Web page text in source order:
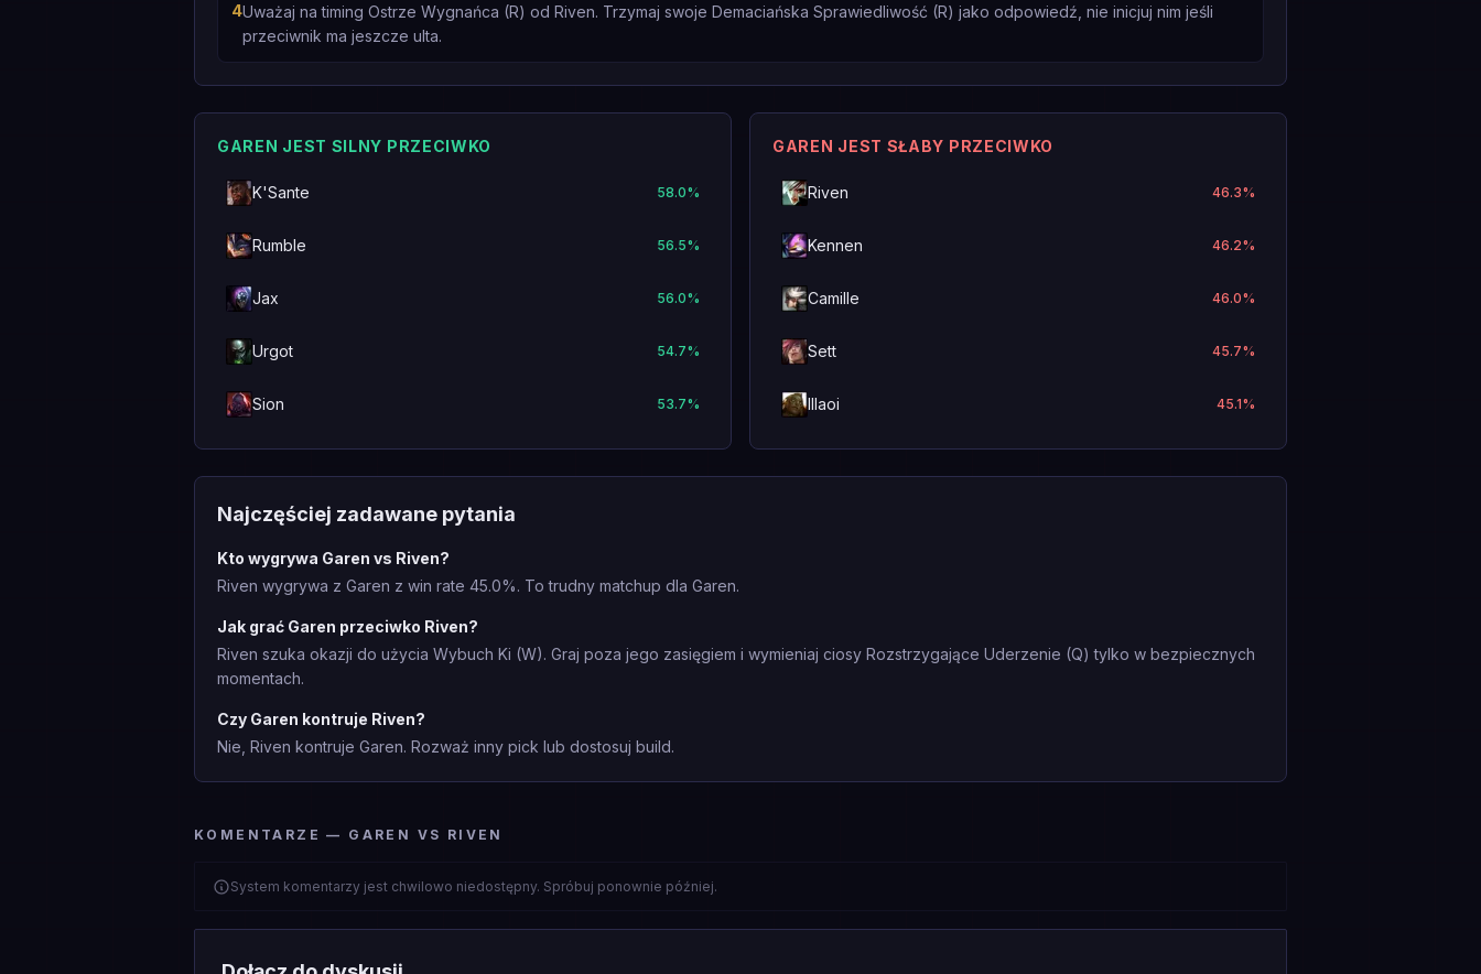
4Uważaj na timing Ostrze Wygnańca (R) od Riven. Trzymaj swoje Demaciańska Sprawiedliwość (R) jako odpowiedź, nie inicjuj nim jeśli
przeciwnik ma jeszcze ulta.
GAREN JEST SILNY PRZECIWKO
K'Sante 58.0%
Rumble 56.5%
Jax 56.0%
Urgot 54.7%
Sion 53.7%
GAREN JEST SŁABY PRZECIWKO
Riven 46.3%
Kennen 46.2%
Camille 46.0%
Sett 45.7%
Illaoi 45.1%
Najczęściej zadawane pytania
Kto wygrywa Garen vs Riven?
Riven wygrywa z Garen z win rate 45.0%. To trudny matchup dla Garen.
Jak grać Garen przeciwko Riven?
Riven szuka okazji do użycia Wybuch Ki (W). Graj poza jego zasięgiem i wymieniaj ciosy Rozstrzygające Uderzenie (Q) tylko w bezpiecznych
momentach.
Czy Garen kontruje Riven?
Nie, Riven kontruje Garen. Rozważ inny pick lub dostosuj build.
KOMENTARZE — GAREN VS RIVEN
System komentarzy jest chwilowo niedostępny. Spróbuj ponownie później.